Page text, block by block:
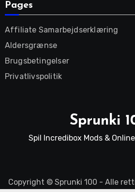
Pages
Affiliate Samarbejdserklæring
Aldersgrænse
Brugsbetingelser
Privatlivspolitik
Sprunki
Spil Incredibox Mods &
Copyright © Sprunki 100 - Alle